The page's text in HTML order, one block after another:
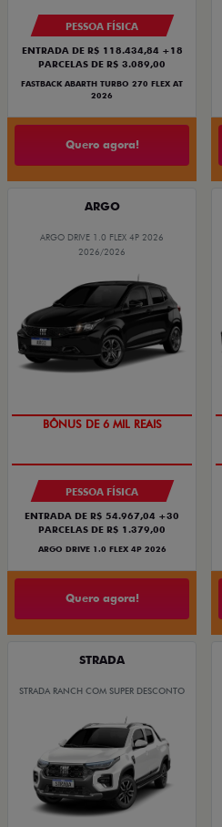
PESSOA FÍSICA
ENTRADA DE R$ 118.434,84 +18
PARCELAS DE R$ 3.089,00
FASTBACK ABARTH TURBO 270 FLEX AT
2026
Quero agora!
ARGO
ARGO DRIVE 1.0 FLEX 4P 2026
2026/2026
TAXA ZERO
PESSOA FÍSICA
ENTRADA DE R$ 54.967,04 +30
PARCELAS DE R$ 1.379,00
ARGO DRIVE 1.0 FLEX 4P 2026
Quero agora!
STRADA
STRADA RANCH COM SUPER DESCONTO